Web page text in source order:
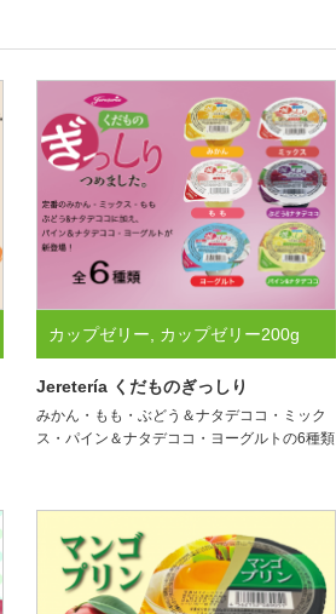
カップゼリー カップゼリー200g
250g,ゼリー / フルーツ関連製品す
べて ,ハラル認証取得商品
Jeretería くだものぎっしり
みかん・もも・ぶどう＆ナタデココ・ミック
ス・パイン＆ナタデココ・ヨーグルトの6種類